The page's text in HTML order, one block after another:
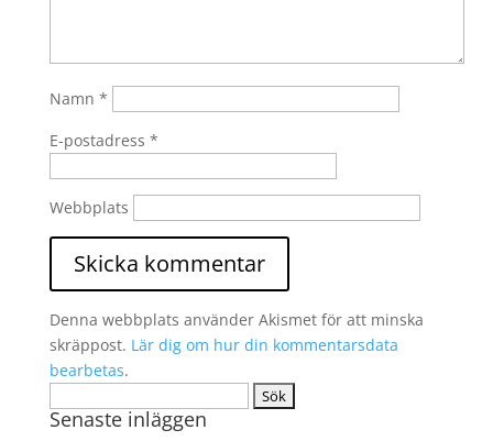
Namn *
E-postadress *
Webbplats
Denna webbplats använder Akismet för att minska
skräppost. Lär dig om hur din kommentarsdata
bearbetas.
efter:
Senaste inläggen